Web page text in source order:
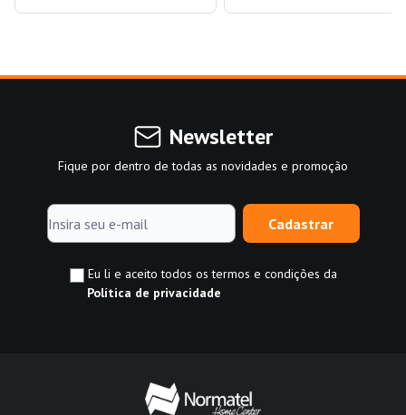
Newsletter
Fique por dentro de todas as novidades e promoção
Cadastrar
Eu li e aceito todos os termos e condições da
Política de privacidade